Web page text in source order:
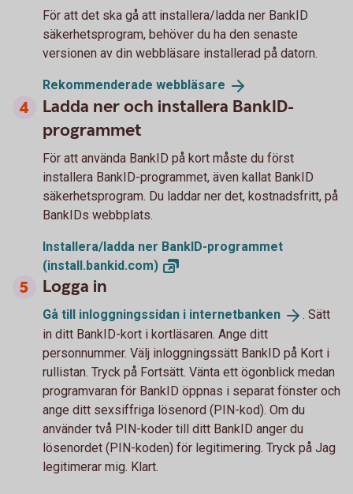
För att det ska gå att installera/ladda ner BankID
säkerhetsprogram, behöver du ha den senaste
versionen av din webbläsare installerad på datorn.
Rekommenderade webbläsare
Ladda ner och installera BankID-
programmet
För att använda BankID på kort måste du först
installera BankID-programmet, även kallat BankID
säkerhetsprogram. Du laddar ner det, kostnadsfritt, på
BankIDs webbplats.
Installera/ladda ner BankID-programmet
(install.bankid.com)
Logga in
Gå till inloggningssidan i internetbanken
. Sätt
in ditt BankID-kort i kortläsaren. Ange ditt
personnummer. Välj inloggningssätt BankID på Kort i
rullistan. Tryck på Fortsätt. Vänta ett ögonblick medan
programvaran för BankID öppnas i separat fönster och
ange ditt sexsiffriga lösenord (PIN-kod). Om du
använder två PIN-koder till ditt BankID anger du
lösenordet (PIN-koden) för legitimering. Tryck på Jag
legitimerar mig. Klart.